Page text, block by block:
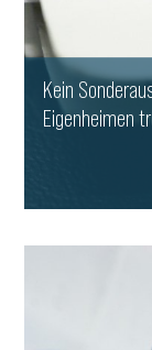
Kein
Eigenheimen
WEITERLESEN